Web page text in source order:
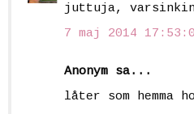
juttuja,
7 maj 2014
Anonym sa...
låter som hemma